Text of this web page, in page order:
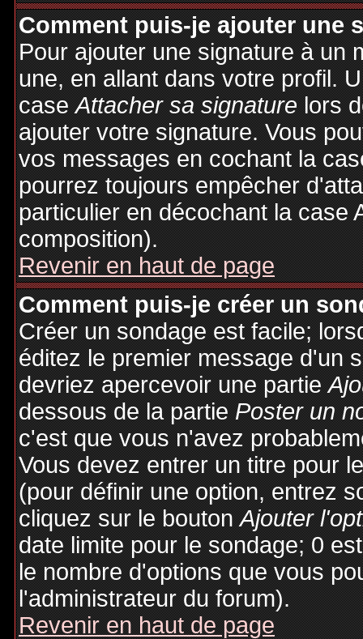
Comment puis-je ajouter une
Pour ajouter une signature à un
une, en allant dans votre profil.
caseAttacher sa signaturelors
ajouter votre signature. Vous
vos messages en cochant la
pourrez toujours empêcher
particulier en décochant la case
composition).
Revenir en haut de page
Comment puis-je créer un
Créer un sondage est facile;
éditez le premier message d'un
devriez apercevoir une partie
dessous de la partiePoster un
c'est que vous n'avez
Vous devez entrer un titre pour
(pour définir une option, entrez
cliquez sur le boutonAjouter
date limite pour le sondage; 0
le nombre d'options que vous
l'administrateur du forum).
Revenir en haut de page